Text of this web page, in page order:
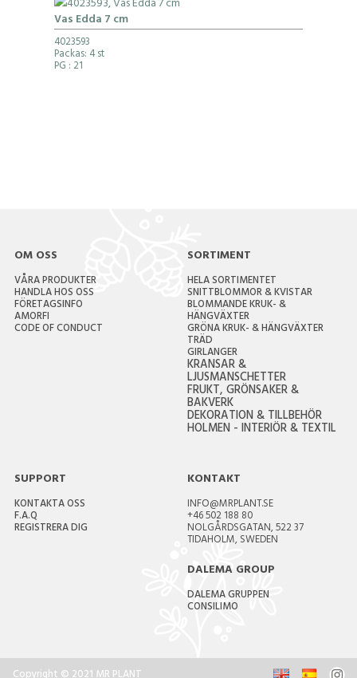
Vas Edda 7 cm
4023593
Packas: 4 st
PG : 21
OM OSS
VÅRA PRODUKTER
HANDLA HOS OSS
FÖRETAGSINFO
AMORFI
CODE OF CONDUCT
SORTIMENT
HELA SORTIMENTET
SNITTBLOMMOR & KVISTAR
BLOMMANDE KRUK- &
HÄNGVÄXTER
GRÖNA KRUK- & HÄNGVÄXTER
TRÄD
GIRLANGER
KRANSAR &
LJUSMANSCHETTER
FRUKT, GRÖNSAKER &
BAKVERK
DEKORATION & TILLBEHÖR
HOLMEN - INTERIÖR & TEXTIL
SUPPORT
KONTAKTA OSS
F.A.Q
REGISTRERA DIG
KONTAKT
INFO@MRPLANT.SE
+46 502 188 80
NOLGÅRDSGATAN, 522 37
TIDAHOLM, SWEDEN
DALEMA GROUP
DALEMA GRUPPEN
CONSILIMO